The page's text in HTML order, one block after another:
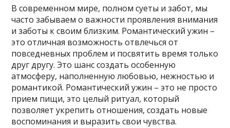
В современном мире, полном суеты и забот, мы
часто забываем о важности проявления внимания
и заботы к своим близким. Романтический ужин –
это отличная возможность отвлечься от
повседневных проблем и посвятить время только
друг другу. Это шанс создать особенную
атмосферу, наполненную любовью, нежностью и
романтикой. Романтический ужин – это не просто
прием пищи, это целый ритуал, который
позволяет укрепить отношения, создать новые
воспоминания и выразить свои чувства.